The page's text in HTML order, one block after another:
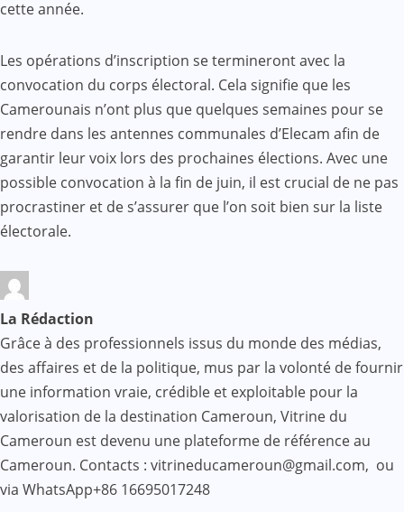
cette année.
Les opérations d’inscription se termineront avec la
convocation du corps électoral. Cela signifie que les
Camerounais n’ont plus que quelques semaines pour se
rendre dans les antennes communales d’Elecam afin de
garantir leur voix lors des prochaines élections. Avec une
possible convocation à la fin de juin, il est crucial de ne pas
procrastiner et de s’assurer que l’on soit bien sur la liste
électorale.
La Rédaction
Grâce à des professionnels issus du monde des médias,
des affaires et de la politique, mus par la volonté de fournir
une information vraie, crédible et exploitable pour la
valorisation de la destination Cameroun, Vitrine du
Cameroun est devenu une plateforme de référence au
Cameroun. Contacts : vitrineducameroun@gmail.com, ou
via WhatsApp+86 16695017248